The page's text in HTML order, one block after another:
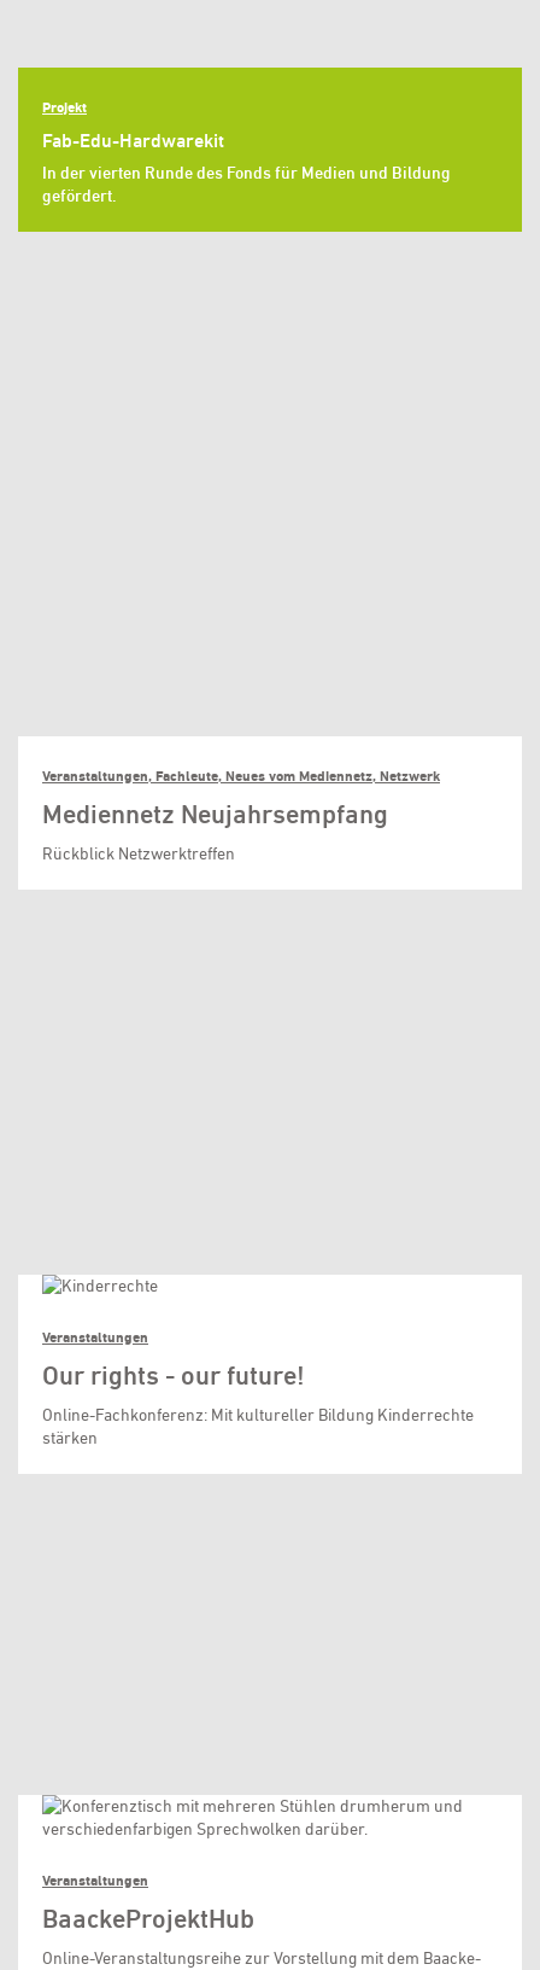
Projekt
Fab-Edu-Hardwarekit
In der vierten Runde des Fonds für Medien und Bildung
gefördert.
Veranstaltungen, Fachleute, Neues vom Mediennetz, Netzwerk
Mediennetz Neujahrsempfang
Rückblick Netzwerktreffen
Veranstaltungen
Our rights - our future!
Online-Fachkonferenz: Mit kultureller Bildung Kinderrechte
stärken
Veranstaltungen
BaackeProjektHub
Online-Veranstaltungsreihe zur Vorstellung mit dem Baacke-